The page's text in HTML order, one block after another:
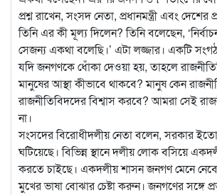
প্রশ্ন রাখেন, সংসদ নেতা, প্রধানমন্ত্রী এবং দেশের
তিনি এর কী মূল্য দিলেন? তিনি বলেছেন,
সেজন্য একথা বলেছি।’ এটা লজ্জার। একটি
যদি জনগণকে ধোঁকা দেওয়া হয়, তাহলে
মানুষের আস্থা কীভাবে থাকবে? মানুষ কেন
রাজনীতিবিদদের বিশ্বাস করবে? আমরা সেই
না।
সংসদের বিরোধীদলীয় নেতা বলেন, সরকার
ঘটিয়েছে। বিভিন্ন স্থানে দলীয় লোক বসিয়ে
করতে চাইছে। একদলীয় শাসন জনগণ মেনে
মুখের ভাষা বোঝার চেষ্টা করুন। জনগণের সঙ্গে